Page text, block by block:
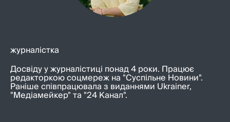
журналістка
Досвіду у журналістиці понад 4 роки. Працює
редакторкою соцмереж на "Суспільне Новини".
Раніше співпрацювала з виданнями Ukrainer,
"Медіамейкер" та "24 Канал".